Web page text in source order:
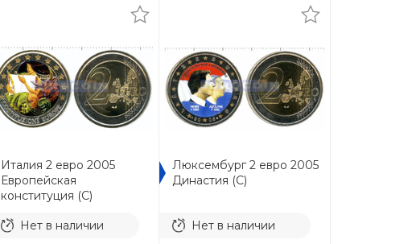
Италия 2 евро 2005
Европейская
конституция (C)
Нет в наличии
Люксембург 2 евро 2005
Династия (C)
Нет в наличии